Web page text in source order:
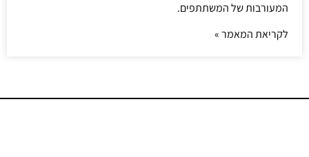
המעורבות של המשתתפים.
לקריאת המאמר »